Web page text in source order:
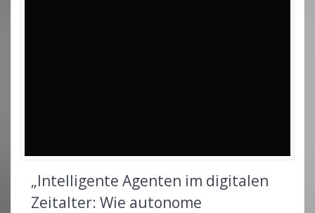
„Intelligente Agenten im digitalen
Zeitalter: Wie autonome